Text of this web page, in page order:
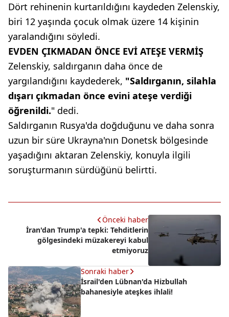
Dört rehinenin kurtarıldığını kaydeden Zelenskiy,
biri 12 yaşında çocuk olmak üzere 14 kişinin
yaralandığını söyledi.
EVDEN ÇIKMADAN ÖNCE EVİ ATEŞE VERMİŞ
Zelenskiy, saldırganın daha önce de
yargılandığını kaydederek, "Saldırganın, silahla
dışarı çıkmadan önce evini ateşe verdiği
öğrenildi." dedi.
Saldırganın Rusya'da doğduğunu ve daha sonra
uzun bir süre Ukrayna'nın Donetsk bölgesinde
yaşadığını aktaran Zelenskiy, konuyla ilgili
soruşturmanın sürdüğünü belirtti.
Önceki haber
İran'dan Trump'a tepki: Tehditlerin
gölgesindeki müzakereyi kabul
etmiyoruz
Sonraki haber
İsrail'den Lübnan'da Hizbullah
bahanesiyle ateşkes ihlali!